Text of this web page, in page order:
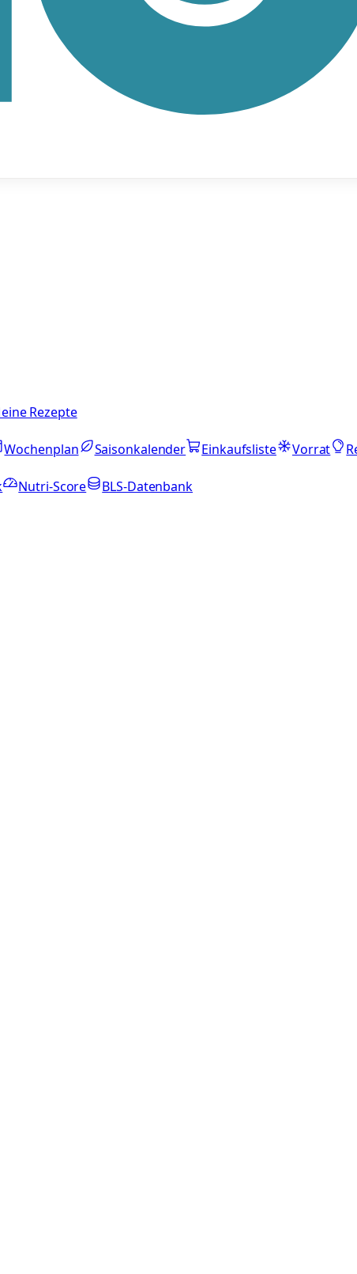
Rezepte
Wochenplan Saisonkalender Einkaufsliste Vorrat
Nutri-Score BLS-Datenbank